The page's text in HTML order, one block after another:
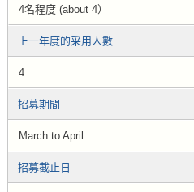
4名程度 (about 4）
上一年度的采用人數
4
招募期間
March to April
招募截止日